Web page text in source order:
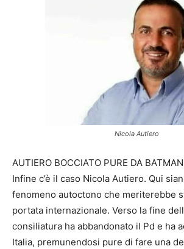
Nicola Autiero
AUTIERO BOCCIATO PURE DA BATMAN
Infine c’è il caso Nicola Autiero. Qui
fenomeno autoctono che meriterebbe
portata internazionale. Verso la fine
consiliatura ha abbandonato il Pd e ha
Italia, premunendosi pure di fare una